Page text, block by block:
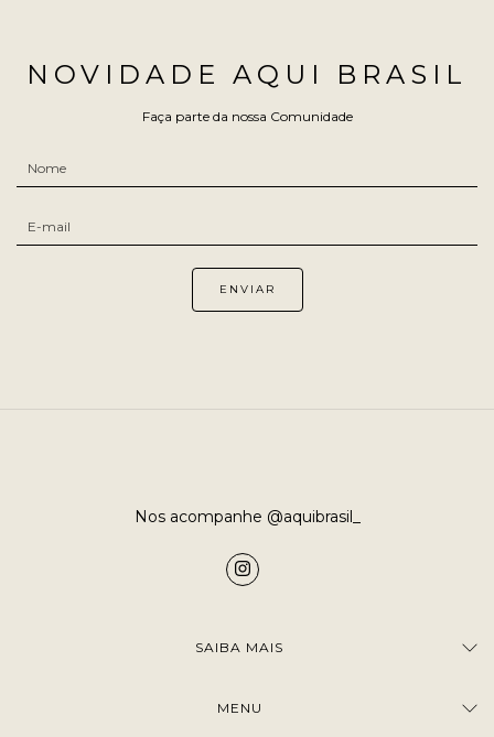
NOVIDADE AQUI BRASIL
Faça parte da nossa Comunidade
Nos acompanhe @aquibrasil_
SAIBA MAIS
MENU